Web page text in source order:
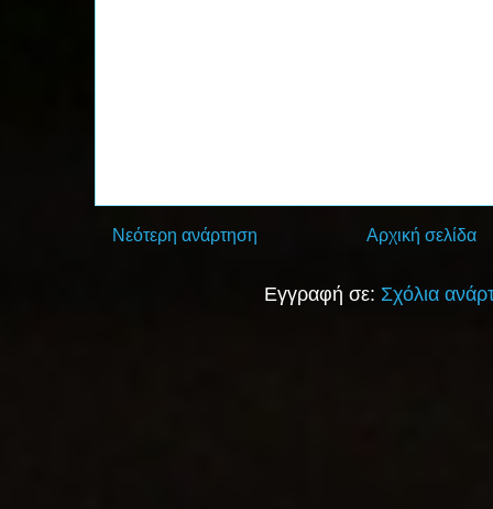
Νεότερη ανάρτηση Αρχική σελίδα
Εγγραφή σε: Σχόλια